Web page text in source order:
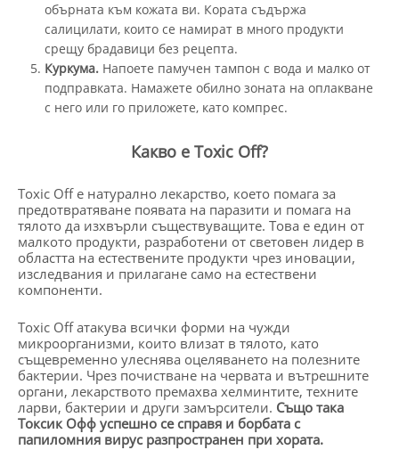
обърната към кожата ви. Кората съдържа
салицилати, които се намират в много продукти
срещу брадавици без рецепта.
Куркума. Напоете памучен тампон с вода и малко от
подправката. Намажете обилно зоната на оплакване
с него или го приложете, като компрес.
Какво е Toxic Off?
Toxic Off е натурално лекарство, което помага за
предотвратяване появата на паразити и помага на
тялото да изхвърли съществуващите. Това е един от
малкото продукти, разработени от световен лидер в
областта на естествените продукти чрез иновации,
изследвания и прилагане само на естествени
компоненти.
Toxic Off атакува всички форми на чужди
микроорганизми, които влизат в тялото, като
същевременно улеснява оцеляването на полезните
бактерии. Чрез почистване на червата и вътрешните
органи, лекарството премахва хелминтите, техните
ларви, бактерии и други замърсители. Също така
Токсик Офф успешно се справя и борбата с
папиломния вирус разпространен при хората.